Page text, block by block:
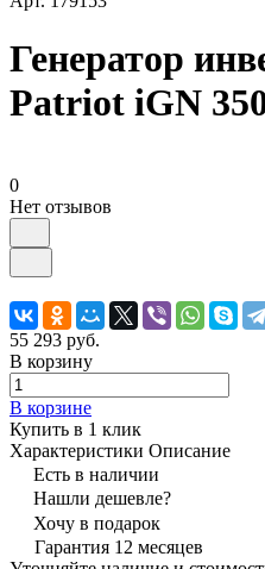
Генератор
Patriot iGN
0
Нет отзывов
55 293 руб.
В корзину
В корзине
Купить в 1 клик
Характеристики Описание
Есть в наличии
Нашли дешевле?
Хочу в подарок
Гарантия 12 месяцев